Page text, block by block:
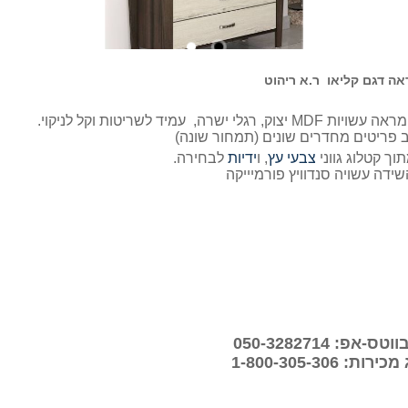
דגם קליאו ר.א ריהוט
שידת מגירות גבוהה במבנה מגירות בשני גדלים ומראה עשויות MDF יצוק, רגלי ישרה, עמיד לשריטות וקל לניקוי.
פריטים מחדרים שונים (תמחור שונה)
קטלוג גווני צבעי עץ, וידיות לבחירה.
עשויה סנדוויץ פורמיייקה
050-3282714
800-305-306